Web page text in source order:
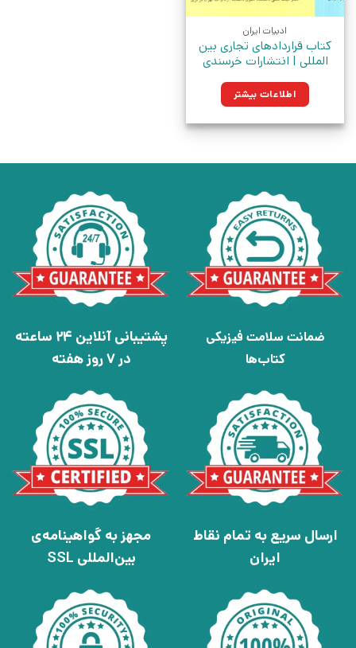
ادبیات ایران
کتاب قراردادهای تجاری بین
المللی | انتشارات خرسندی
اطلاعات بیشتر
ضمانت سلامت فیزیکی
کتاب‌ها
پشتیبانی آنلاین 24 ساعته
در 7 روز هفته
ارسال سریع به تمام نقاط
ایران
مجهز به گواهینامه‌ی
بین‌المللی SSL